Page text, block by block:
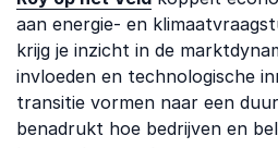
aan energie- en
krijg je inzicht in de
invloeden en technologische
transitie vormen naar een
benadrukt hoe bedrijven en